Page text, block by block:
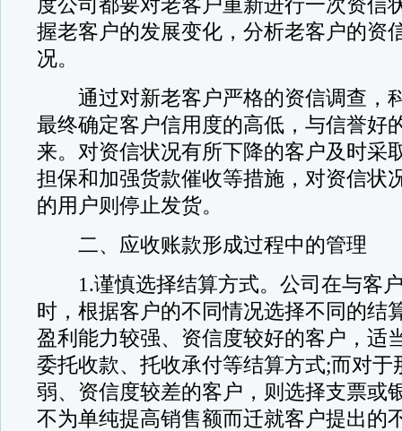
度公司都要对老客户重新进行一次资信
握老客户的发展变化，分析老客户的资
况。
通过对新老客户严格的资信调查，
最终确定客户信用度的高低，与信誉好
来。对资信状况有所下降的客户及时采
担保和加强货款催收等措施，对资信状
的用户则停止发货。
二、应收账款形成过程中的管理
1.谨慎选择结算方式。公司在与客
时，根据客户的不同情况选择不同的结
盈利能力较强、资信度较好的客户，适
委托收款、托收承付等结算方式;而对于
弱、资信度较差的客户，则选择支票或
不为单纯提高销售额而迁就客户提出的